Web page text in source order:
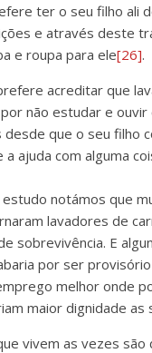
ter o seu filho ali
e através deste
e roupa para ele[26].
acreditar que
não estudar e ouvir
desde que o seu filho
ajuda com alguma
notámos que
lavadores de
sobrevivência. E
por ser
melhor onde
maior dignidade as
vivem as vezes são